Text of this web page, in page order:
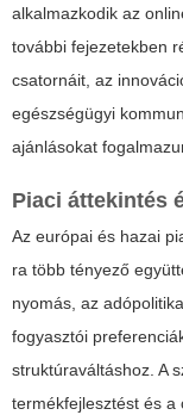
alkalmazkodik az
további fejezetekben
csatornáit, az
egészségügyi
ajánlásokat
Piaci áttekintés
Az európai és hazai
ra több tényező
nyomás, az
fogyasztói
struktúraváltáshoz. A
termékfejlesztést és